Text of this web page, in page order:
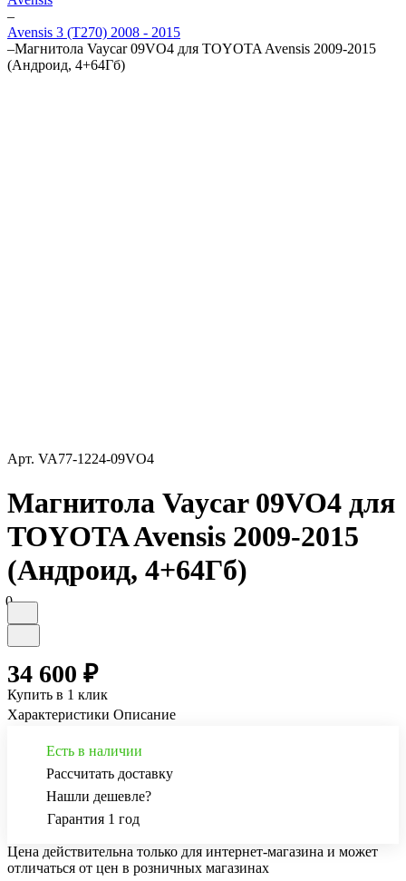
–
Avensis 3 (T270) 2008 - 2015
–Магнитола Vaycar 09VO4 для TOYOTA Avensis 2009-2015
(Андроид, 4+64Гб)
Арт. VA77-1224-09VO4
Магнитола Vaycar 09VO4 для
TOYOTA Avensis 2009-2015
(Андроид, 4+64Гб)
0
34 600 ₽
Купить в 1 клик
Характеристики Описание
Есть в наличии
Рассчитать доставку
Нашли дешевле?
Гарантия 1 год
Цена действительна только для интернет-магазина и может
отличаться от цен в розничных магазинах